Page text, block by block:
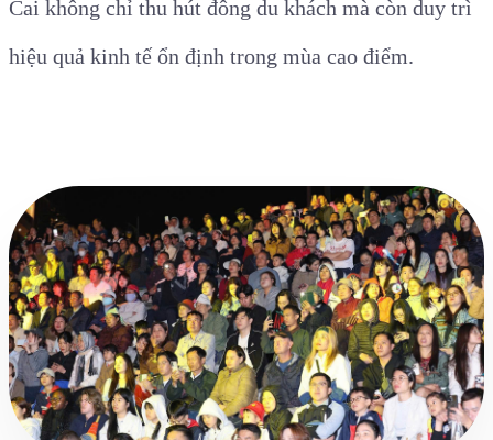
Cai không chỉ thu hút đông du khách mà còn duy trì
hiệu quả kinh tế ổn định trong mùa cao điểm.